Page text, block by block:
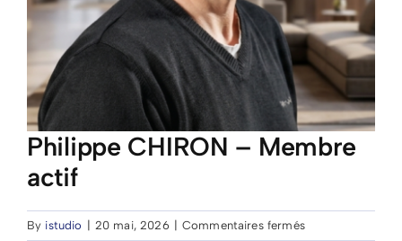
Philippe CHIRON – Membre
actif
By istudio 20 mai, 2026 Commentaires ferméssur